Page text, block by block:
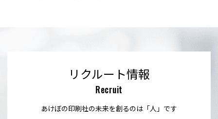
リクルート情報
Recruit
あけぼの印刷社の未来を創るのは「人」です